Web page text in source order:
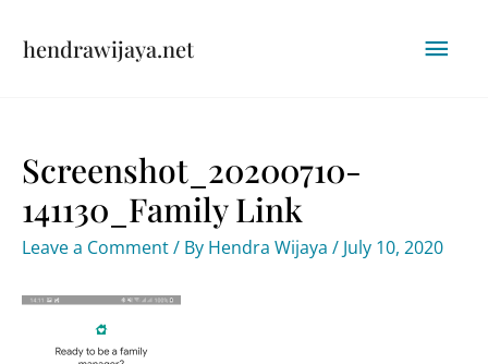
hendrawijaya.net
Screenshot_20200710-
141130_Family Link
Leave a Comment/ By Hendra Wijaya / July 10, 2020